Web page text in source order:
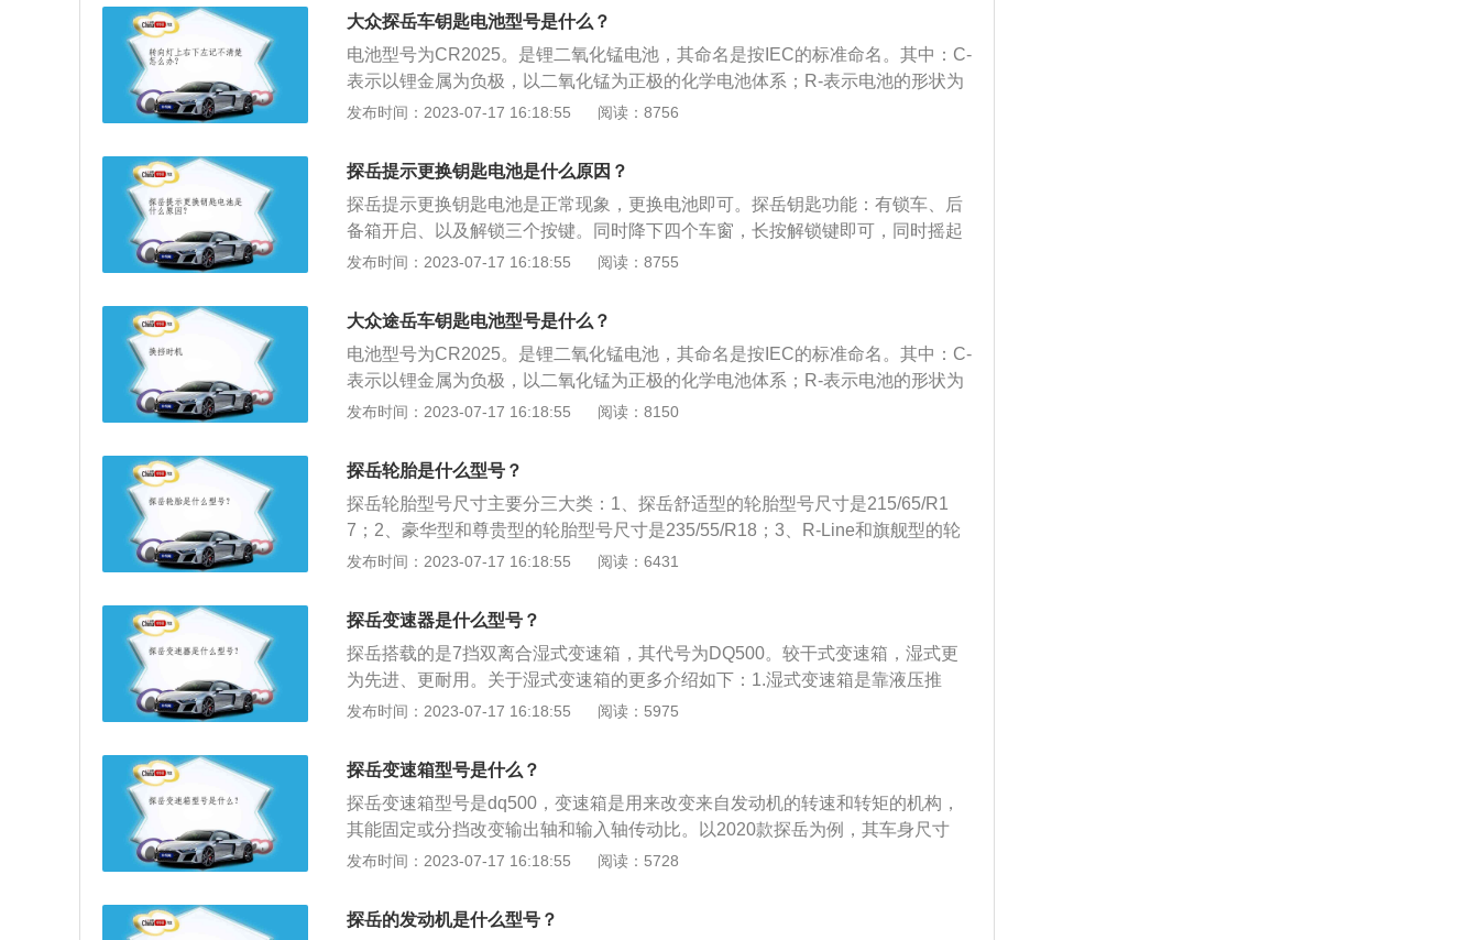
槽，深槽是钥匙孔，而浅槽就是用来打开电池盖的。用机械钥匙插入浅槽，往外
用力一掰，电池盖就打开了。打开后能够看到纽扣电池，轻轻一扣，电池就出来
了。第三步，更换新电池。换上新的电池，把电池盖、机械钥匙依次装上，钥匙
为2.0V，额定容量为140-170mAh不等。CR2025通常是5年寿命，如果生产厂家
制造水平不高，或品质控制不好，其寿命会大大缩短。国内一线品牌的电池基本
可保证这个寿命。如使用环境很理想(密封，常温，无水份等干扰)其寿命会进一
步延长，可达8年，甚至10年。一般，汽车钥匙电池更换，只需要以下3步：第一
步，取下机械钥匙。按住智能钥匙侧面的锁扣，就能取下机械钥匙。第二步，打
槽，深槽是钥匙孔，而浅槽就是用来打开电池盖的。用机械钥匙插入浅槽，往外
用力一掰，电池盖就打开了。打开后能够看到纽扣电池，轻轻一扣，电池就出来
了。第三步，更换新电池。换上新的电池，把电池盖、机械钥匙依次装上，钥匙
大众探岳车钥匙电池型号是什么？
电池型号为CR2025。是锂二氧化锰电池，其命名是按IEC的标准命名。其中：C-
表示以锂金属为负极，以二氧化锰为正极的化学电池体系；R-表示电池的形状为
圆柱形，如果是方形则F替代；20表示电池的直径是20mm；25代表电池的高度
0-170mAh不等。CR2025通常是5年寿命，生产厂家制造水平不高，或品质控制
不好，其寿命会大大缩短。国内一线品牌的电池基本可保证这个寿命。如使用环
境很理想(密封，常温，无水份等干扰)其寿命会进一步延长，可达8年，甚至10
年。车辆遥控钥匙电池的使用时间，和使用频率有着很大的关系，使用频率越频
繁，使用时间会缩短，遥控钥匙电池没电的情况下，可以直接使用机械钥匙打开
电池:CR2016、CR2025和CR2032。对于每个型号上使用的具体型号，车主可以
根据用户手册中的电池型号进行更换。纽扣型CR2016电池：车钥匙遥控器的使
用率很高，几乎是常见的车遥控电池之一。这种电池的电池电压是3V，一般的车
田、大众、马自达等。CR2016规格：电池直径20毫米，厚度1.6毫米。纽扣式C
比2016年厚，但存储容量相对较高。CR2025型规格：电池直径20毫米，厚度2.5
毫米。这种类型的电池也常用于音频遥控。纽扣电池CR2032：
发布时间：2023-07-17 16:18:55 阅读：8756
探岳提示更换钥匙电池是什么原因？
探岳提示更换钥匙电池是正常现象，更换电池即可。探岳钥匙功能：有锁车、后
备箱开启、以及解锁三个按键。同时降下四个车窗，长按解锁键即可，同时摇起
四个车窗，长按锁车键即可。需要注意这个功能在部分大众系车型中需要手动设
匙、使用不符合规格电池时钥匙会无法使用。电池额定电压、尺寸及规格应相
同、正确按照步骤更换电池大多数没有问题，如果更换的过程中出现问题无法解
决建议致电4s店寻求帮助。
发布时间：2023-07-17 16:18:55 阅读：8755
大众途岳车钥匙电池型号是什么？
电池型号为CR2025。是锂二氧化锰电池，其命名是按IEC的标准命名。其中：C-
表示以锂金属为负极，以二氧化锰为正极的化学电池体系；R-表示电池的形状为
圆柱形，如果是方形则F替代；20表示电池的直径是20mm；25代表电池的高度
0-170mAh不等。CR2025通常是5年寿命，生产厂家制造水平不高，或品质控制
不好，其寿命会大大缩短。国内一线品牌的电池基本可保证这个寿命。如使用环
境很理想(密封，常温，无水份等干扰)其寿命会进一步延长，可达8年，甚至10
年。车辆遥控钥匙电池的使用时间，和使用频率有着很大的关系，使用频率越频
繁，使用时间会缩短，遥控钥匙电池没电的情况下，可以直接使用机械钥匙打开
电池:CR2016、CR2025和CR2032。对于每个型号上使用的具体型号，车主可以
根据用户手册中的电池型号进行更换。纽扣型CR2016电池：车钥匙遥控器的使
用率很高，几乎是常见的车遥控电池之一。这种电池的电池电压是3V，一般的车
田、大众、马自达等。CR2016规格：电池直径20毫米，厚度1.6毫米。纽扣式C
比2016年厚，但存储容量相对较高。CR2025型规格：电池直径20毫米，厚度2.5
毫米。这种类型的电池也常用于音频遥控。纽扣电池CR2032：电压也是3V，但
容量在200mah左右，所以厚度是CR2016的两倍。3V-CR2032锂锰电池属于锂-
二氧化锰结构。正极材料为化学性质非常稳定的二氧化锰，负极材料为金属锂，
形状像纽扣，简称纽扣锂电池或锂锰纽扣电池。纽扣电池CR2450：相对于其他
三款来说较厚、大，直径是24.5mm，高度为5.0mm。额定CR2450的电流值为0.
发布时间：2023-07-17 16:18:55 阅读：8150
探岳轮胎是什么型号？
探岳轮胎型号尺寸主要分三大类：1、探岳舒适型的轮胎型号尺寸是215/65/R1
7；2、豪华型和尊贵型的轮胎型号尺寸是235/55/R18；3、R-Line和旗舰型的轮
胎型号尺寸是235/50R19。以下是关于汽车轮胎的相关介绍：1、当汽车轮胎的表
或者修补轮胎后，要及时做四轮定位和动平衡，防止汽车高速行驶时出现异常抖
动的情况，不要高速路过坑洼路段，防止引起轮胎爆胎。
发布时间：2023-07-17 16:18:55 阅读：6431
探岳变速器是什么型号？
探岳搭载的是7挡双离合湿式变速箱，其代号为DQ500。较干式变速箱，湿式更
为先进、更耐用。关于湿式变速箱的更多介绍如下：1.湿式变速箱是靠液压推
动，所以有延时，DSG（Direct-Shift-Gearbox）中文表面意思为“直接换挡变速
欢手动变速器的驾驶者提供了最佳选择。配备了DSG的发动机由于快速的齿轮转
换能够马上产生牵引力和更大的灵活性，加速时间比手动变速器更加迅捷。3.双
离合变速箱结合了手动变速箱和自动变速箱的优点，没有使用变矩器，转而采用
两套离合器，通过两套离合器的相互交替工作，来到达无间隙换挡的效果。4.因
为没有了液力变矩器，所以发动机的动力可以完全发挥出来，同时两组离合器相
直接，动力损失更小，所以其燃油消耗可以降低10%以上。
发布时间：2023-07-17 16:18:55 阅读：5975
探岳变速箱型号是什么？
探岳变速箱型号是dq500，变速箱是用来改变来自发动机的转速和转矩的机构，
其能固定或分挡改变输出轴和输入轴传动比。以2020款探岳为例，其车身尺寸
是：长4589mm、宽1860mm、高1660mm，轴距为2731mm，油箱容积为60l。2
与其匹配的是7挡双离合变速箱，其采用的前悬架类型是麦弗逊式独立悬架。
发布时间：2023-07-17 16:18:55 阅读：5728
探岳的发动机是什么型号？